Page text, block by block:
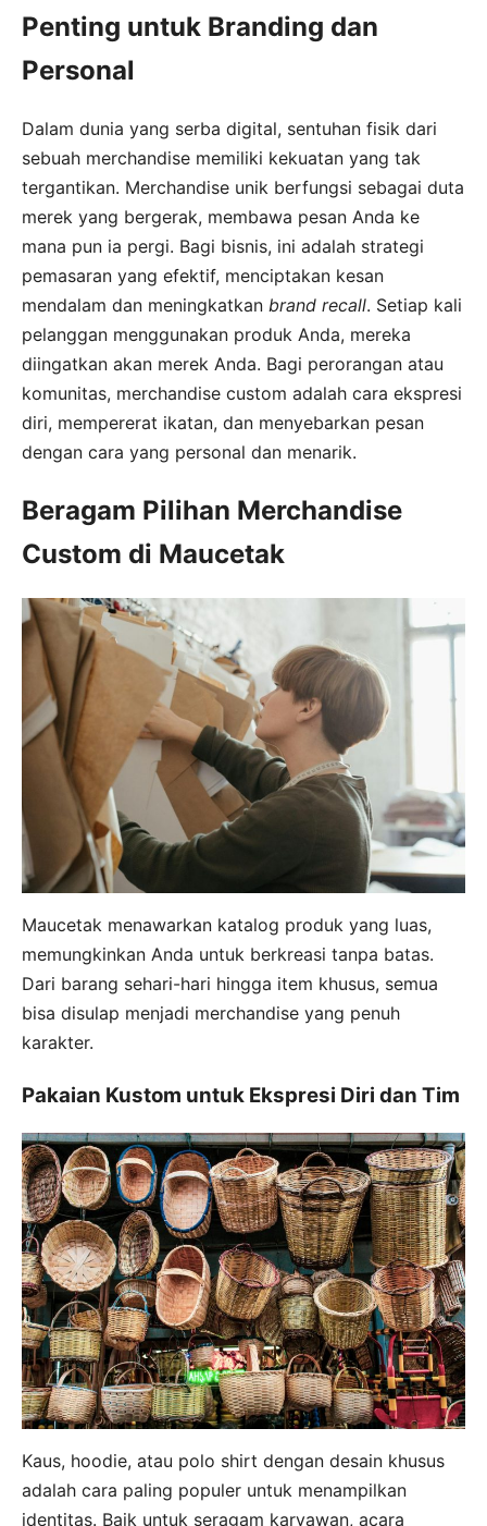
Penting untuk Branding dan
Personal
Dalam dunia yang serba digital, sentuhan fisik dari
sebuah merchandise memiliki kekuatan yang tak
tergantikan. Merchandise unik berfungsi sebagai duta
merek yang bergerak, membawa pesan Anda ke
mana pun ia pergi. Bagi bisnis, ini adalah strategi
pemasaran yang efektif, menciptakan kesan
mendalam dan meningkatkan brand recall. Setiap kali
pelanggan menggunakan produk Anda, mereka
diingatkan akan merek Anda. Bagi perorangan atau
komunitas, merchandise custom adalah cara ekspresi
diri, mempererat ikatan, dan menyebarkan pesan
dengan cara yang personal dan menarik.
Beragam Pilihan Merchandise
Custom di Maucetak
Maucetak menawarkan katalog produk yang luas,
memungkinkan Anda untuk berkreasi tanpa batas.
Dari barang sehari-hari hingga item khusus, semua
bisa disulap menjadi merchandise yang penuh
karakter.
Pakaian Kustom untuk Ekspresi Diri dan Tim
Kaus, hoodie, atau polo shirt dengan desain khusus
adalah cara paling populer untuk menampilkan
identitas. Baik untuk seragam karyawan, acara